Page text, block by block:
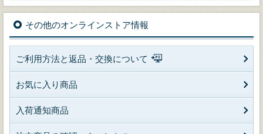
その他のオンラインストア情報
ご利用方法と返品・交換について
お気に入り商品
入荷通知商品